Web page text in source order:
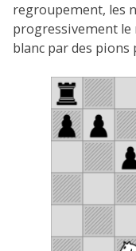
regroupement, les
progressivement
blanc par des pions